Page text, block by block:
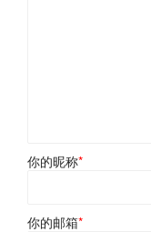
你的昵称*
你的邮箱*